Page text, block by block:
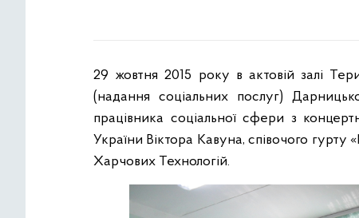
29 жовтня 2015 року в актовій залі
(надання соціальних послуг)
працівника соціальної сфери з
України Віктора Кавуна, співочого гурту
Харчових Технологій.